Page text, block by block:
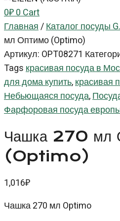
0₽0Cart
Главная/Каталог посуды
мл Оптимо (Optimo)
Артикул: OPT08271
Tagsкрасивая посуда в
для дома купить,красивая
Небьющаяся посуда,
Фарфоровая посуда
Чашка 270 мл
(Optimo)
1,016₽
Чашка 270 мл Optimo